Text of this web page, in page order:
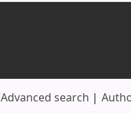
Advanced search